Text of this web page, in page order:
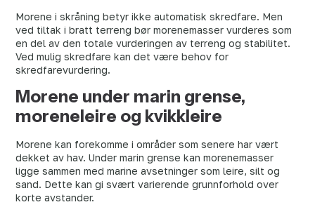
Morene i skråning betyr ikke automatisk skredfare. Men
ved tiltak i bratt terreng bør morenemasser vurderes som
en del av den totale vurderingen av terreng og stabilitet.
Ved mulig skredfare kan det være behov for
skredfarevurdering.
Morene under marin grense,
moreneleire og kvikkleire
Morene kan forekomme i områder som senere har vært
dekket av hav. Under marin grense kan morenemasser
ligge sammen med marine avsetninger som leire, silt og
sand. Dette kan gi svært varierende grunnforhold over
korte avstander.